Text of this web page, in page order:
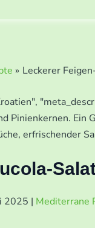
Leckerer
2025 | Mediterrane